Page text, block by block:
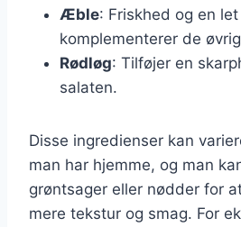
Æble: Friskhed og en
komplementerer de
Rødløg: Tilføjer en
salaten.
Disse ingredienser kan
man har hjemme, og man
grøntsager eller nødder for
mere tekstur og smag. For